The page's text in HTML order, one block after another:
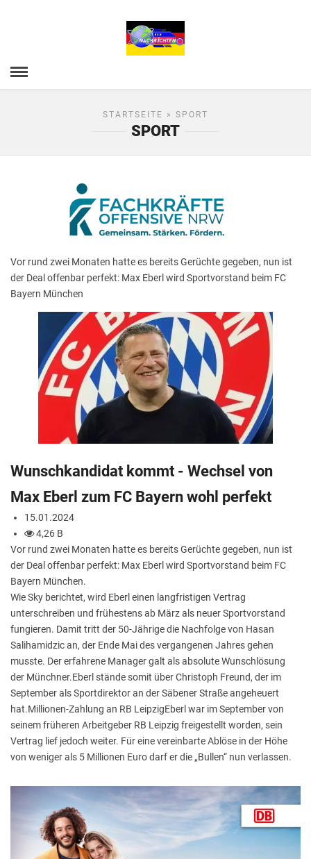
STARTSEITE » SPORT
SPORT
Vor rund zwei Monaten hatte es bereits Gerüchte gegeben, nun ist
der Deal offenbar perfekt: Max Eberl wird Sportvorstand beim FC
Bayern München
Wunschkandidat kommt - Wechsel von
Max Eberl zum FC Bayern wohl perfekt
15.01.2024
4,26 B
Vor rund zwei Monaten hatte es bereits Gerüchte gegeben, nun ist
der Deal offenbar perfekt: Max Eberl wird Sportvorstand beim FC
Bayern München.
Wie Sky berichtet, wird Eberl einen langfristigen Vertrag
unterschreiben und frühestens ab März als neuer Sportvorstand
fungieren. Damit tritt der 50-Jährige die Nachfolge von Hasan
Salihamidzic an, der Ende Mai des vergangenen Jahres gehen
musste. Der erfahrene Manager galt als absolute Wunschlösung
der Münchner.Eberl stände somit über Christoph Freund, der im
September als Sportdirektor an der Säbener Straße angeheuert
hat.Millionen-Zahlung an RB LeipzigEberl war im September von
seinem früheren Arbeitgeber RB Leipzig freigestellt worden, sein
Vertrag lief jedoch weiter. Für eine vereinbarte Ablöse in der Höhe
von weniger als 5 Millionen Euro darf er die „Bullen“ nun verlassen.